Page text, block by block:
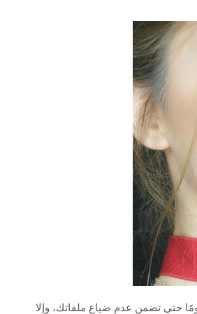
يجب أن تسجل دخولك مرة واحدة على الأقل كل 180 يومًا حتى تضمن عدم ضياع ملفاتك، وإلا